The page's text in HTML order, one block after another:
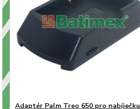
Adaptér Palm Treo 650 pro nabíječku